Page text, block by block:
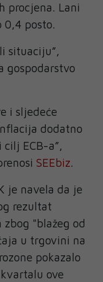
procjena. Lani
0,4 posto.
situaciju”,
gospodarstvo
i sljedeće
dodatno
ECB-a”,
SEEbiz.
je navela da je
rezultat
"blažeg od
u trgovini na
pokazalo
ove